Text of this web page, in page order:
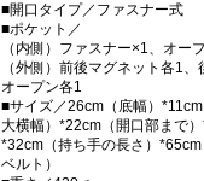
■開口タイプ／ファスナー式
■ポケット／
（内側）ファスナー×1、オー
（外側）前後マグネット各1
オープン各1
■サイズ／26cm（底幅）
大横幅）*22cm（開口部まで）
*32cm（持ち手の長さ）
ベルト）